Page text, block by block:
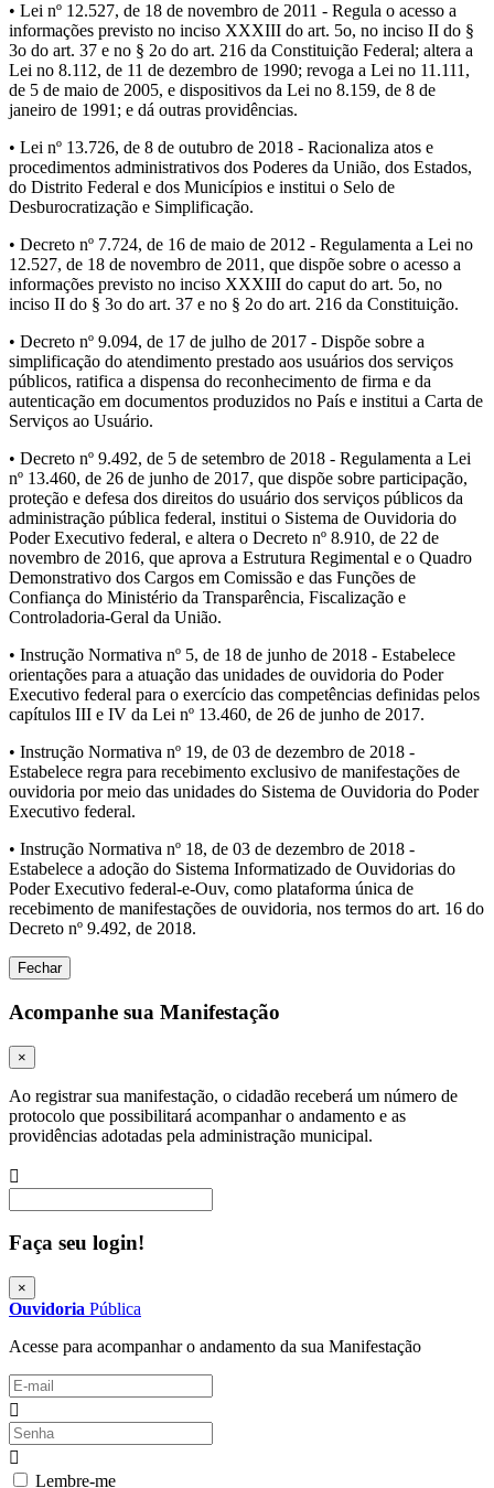
• Lei nº 12.527, de 18 de novembro de 2011 - Regula o acesso a
informações previsto no inciso XXXIII do art. 5o, no inciso II do §
3o do art. 37 e no § 2o do art. 216 da Constituição Federal; altera a
Lei no 8.112, de 11 de dezembro de 1990; revoga a Lei no 11.111,
de 5 de maio de 2005, e dispositivos da Lei no 8.159, de 8 de
janeiro de 1991; e dá outras providências.
• Lei nº 13.726, de 8 de outubro de 2018 - Racionaliza atos e
procedimentos administrativos dos Poderes da União, dos Estados,
do Distrito Federal e dos Municípios e institui o Selo de
Desburocratização e Simplificação.
• Decreto nº 7.724, de 16 de maio de 2012 - Regulamenta a Lei no
12.527, de 18 de novembro de 2011, que dispõe sobre o acesso a
informações previsto no inciso XXXIII do caput do art. 5o, no
inciso II do § 3o do art. 37 e no § 2o do art. 216 da Constituição.
• Decreto nº 9.094, de 17 de julho de 2017 - Dispõe sobre a
simplificação do atendimento prestado aos usuários dos serviços
públicos, ratifica a dispensa do reconhecimento de firma e da
autenticação em documentos produzidos no País e institui a Carta de
Serviços ao Usuário.
• Decreto nº 9.492, de 5 de setembro de 2018 - Regulamenta a Lei
nº 13.460, de 26 de junho de 2017, que dispõe sobre participação,
proteção e defesa dos direitos do usuário dos serviços públicos da
administração pública federal, institui o Sistema de Ouvidoria do
Poder Executivo federal, e altera o Decreto nº 8.910, de 22 de
novembro de 2016, que aprova a Estrutura Regimental e o Quadro
Demonstrativo dos Cargos em Comissão e das Funções de
Confiança do Ministério da Transparência, Fiscalização e
Controladoria-Geral da União.
• Instrução Normativa nº 5, de 18 de junho de 2018 - Estabelece
orientações para a atuação das unidades de ouvidoria do Poder
Executivo federal para o exercício das competências definidas pelos
capítulos III e IV da Lei nº 13.460, de 26 de junho de 2017.
• Instrução Normativa nº 19, de 03 de dezembro de 2018 -
Estabelece regra para recebimento exclusivo de manifestações de
ouvidoria por meio das unidades do Sistema de Ouvidoria do Poder
Executivo federal.
• Instrução Normativa nº 18, de 03 de dezembro de 2018 -
Estabelece a adoção do Sistema Informatizado de Ouvidorias do
Poder Executivo federal-e-Ouv, como plataforma única de
recebimento de manifestações de ouvidoria, nos termos do art. 16 do
Decreto nº 9.492, de 2018.
Fechar
Acompanhe sua Manifestação
×
Ao registrar sua manifestação, o cidadão receberá um número de
protocolo que possibilitará acompanhar o andamento e as
providências adotadas pela administração municipal.
Faça seu login!
×
Ouvidoria Pública
Acesse para acompanhar o andamento da sua Manifestação
Lembre-me